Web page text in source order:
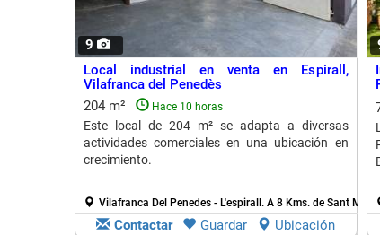
9
Local industrial en venta en Espirall,
Vilafranca del Penedès
204 m²
Hace 10 horas
Este local de 204 m² se adapta a diversas
actividades comerciales en una ubicación en
crecimiento.
Vilafranca Del Penedes - L'espirall. A 8 Kms. de Sant
Contactar Guardar Ubicación